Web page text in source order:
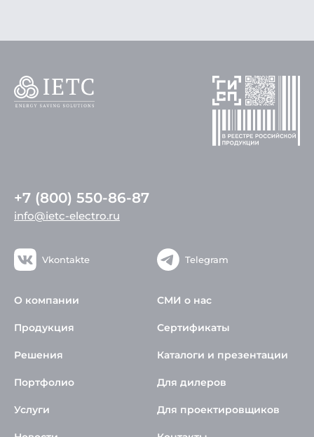
+7 (800) 550-86-87
info@ietc-electro.ru
Vkontakte Telegram
О компании
Продукция
Решения
Портфолио
Услуги
СМИ о нас
Сертификаты
Каталоги и презентации
Для дилеров
Для проектировщиков